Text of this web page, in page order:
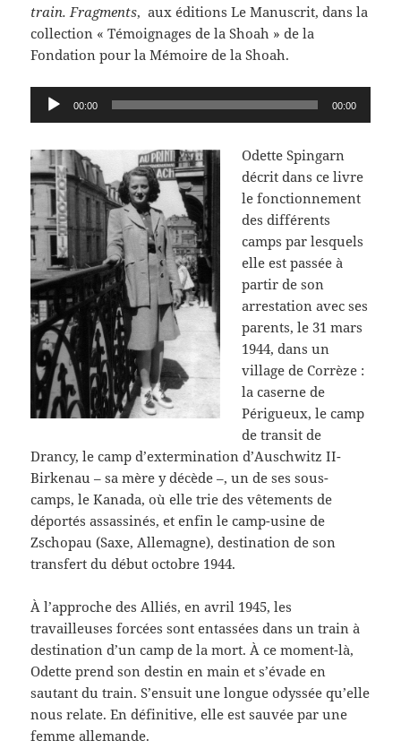
train. Fragments, aux éditions Le Manuscrit, dans la
collection « Témoignages de la Shoah » de la
Fondation pour la Mémoire de la Shoah.
Lecteur 00:00 00:00
Odette Spingarn
décrit dans ce livre
le fonctionnement
des différents
camps par lesquels
elle est passée à
partir de son
arrestation avec ses
parents, le 31 mars
1944, dans un
village de Corrèze :
la caserne de
Périgueux, le camp
de transit de
Drancy, le camp d’extermination d’Auschwitz II-
Birkenau – sa mère y décède –, un de ses sous-
camps, le Kanada, où elle trie des vêtements de
déportés assassinés, et enfin le camp-usine de
Zschopau (Saxe, Allemagne), destination de son
transfert du début octobre 1944.
À l’approche des Alliés, en avril 1945, les
travailleuses forcées sont entassées dans un train à
destination d’un camp de la mort. À ce moment-là,
Odette prend son destin en main et s’évade en
sautant du train. S’ensuit une longue odyssée qu’elle
nous relate. En définitive, elle est sauvée par une
femme allemande.